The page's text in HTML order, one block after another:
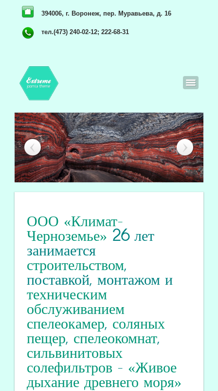
394006, г. Воронеж, пер. Муравьева, д. 16
тел.(473) 240-02-12; 222-68-31
ООО «Климат-
Черноземье» 26лет
занимается
строительством,
поставкой, монтажом и
техническим
обслуживанием
спелеокамер, соляных
пещер, спелеокомнат,
сильвинитовых
солефильтров - «Живое
дыхание древнего моря»